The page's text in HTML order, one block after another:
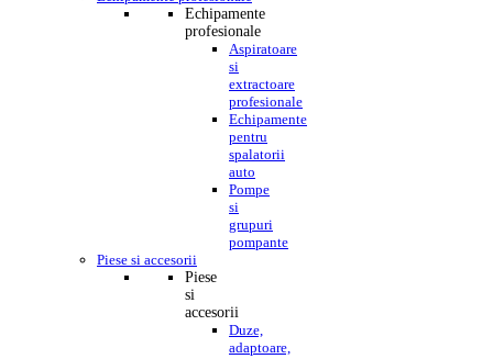
Echipamente
profesionale
Aspiratoare
si
extractoare
profesionale
Echipamente
pentru
spalatorii
auto
Pompe
si
grupuri
pompante
Piese si accesorii
Piese
si
accesorii
Duze,
adaptoare,